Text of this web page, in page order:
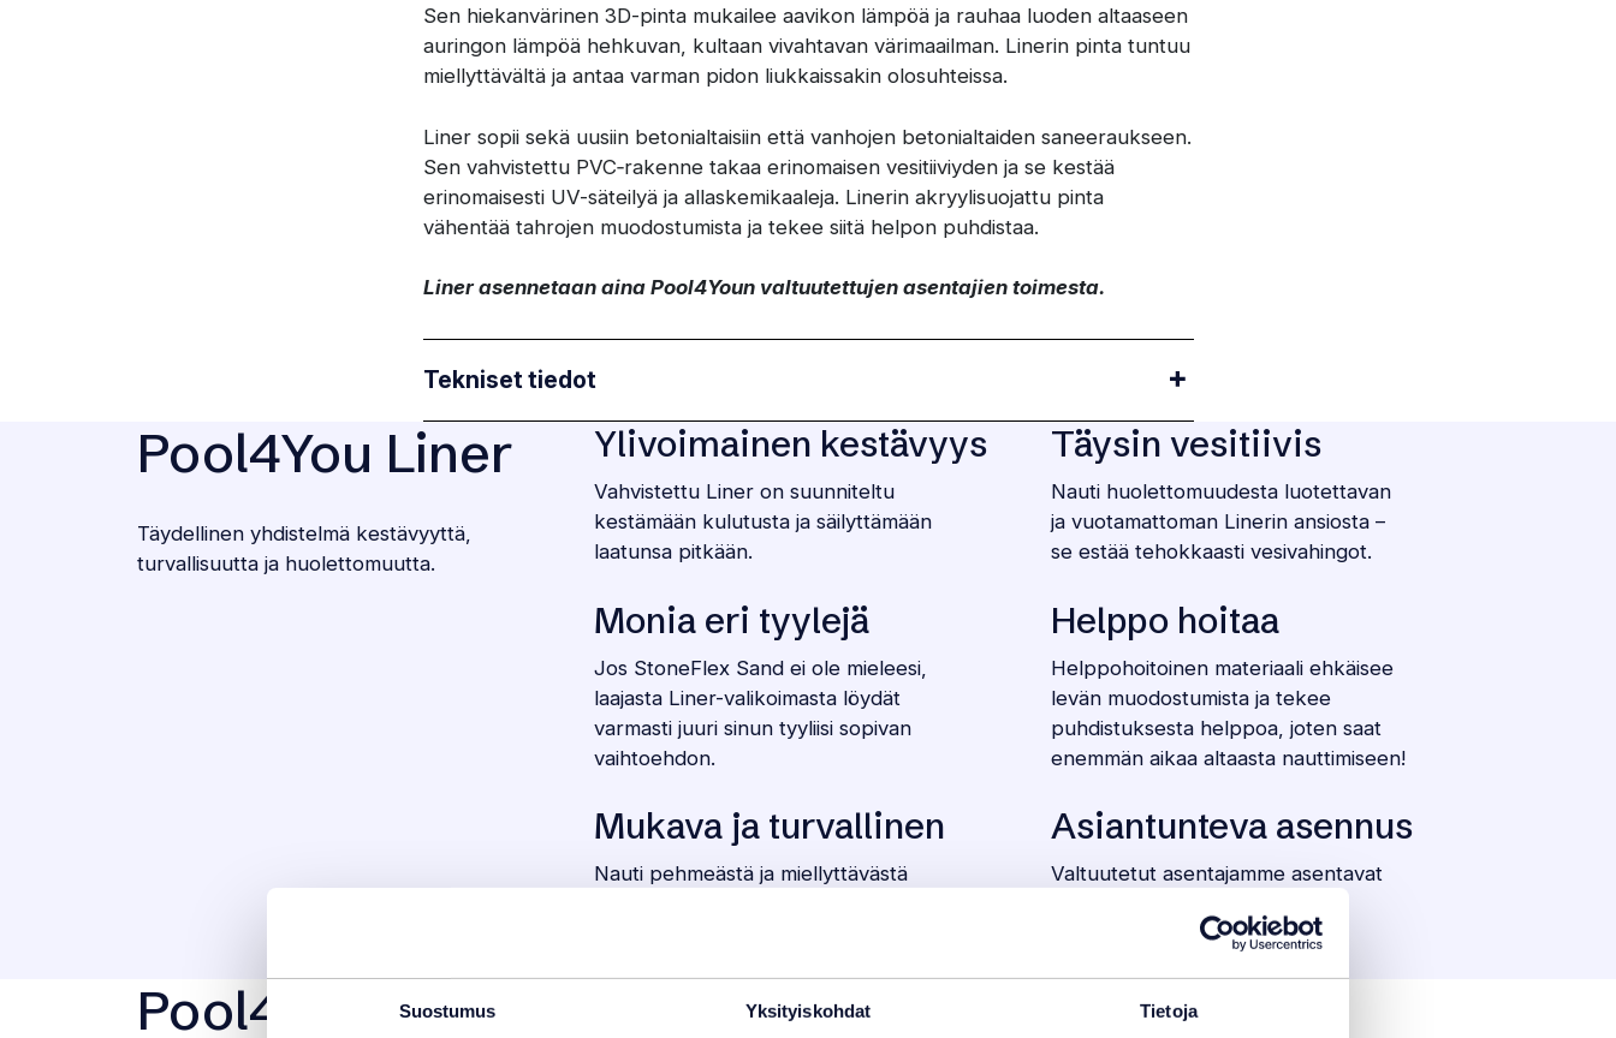
Suostumus Yksityiskohdat Tietoja
Sen hiekanvärinen 3D-pinta mukailee aavikon lämpöä ja rauhaa luoden altaaseen
auringon lämpöä hehkuvan, kultaan vivahtavan värimaailman. Linerin pinta tuntuu
miellyttävältä ja antaa varman pidon liukkaissakin olosuhteissa.
Liner sopii sekä uusiin betonialtaisiin että vanhojen betonialtaiden saneeraukseen.
Sen vahvistettu PVC‑rakenne takaa erinomaisen vesitiiviyden ja se kestää
erinomaisesti UV-säteilyä ja allaskemikaaleja. Linerin akryylisuojattu pinta
vähentää tahrojen muodostumista ja tekee siitä helpon puhdistaa.
Liner asennetaan aina Pool4Youn valtuutettujen asentajien toimesta.
Tekniset tiedot
Pool4You Liner
Täydellinen yhdistelmä kestävyyttä,
turvallisuutta ja huolettomuutta.
Ylivoimainen kestävyys
Vahvistettu Liner on suunniteltu
kestämään kulutusta ja säilyttämään
laatunsa pitkään.
Täysin vesitiivis
Nauti huolettomuudesta luotettavan
ja vuotamattoman Linerin ansiosta –
se estää tehokkaasti vesivahingot.
Monia eri tyylejä
Jos StoneFlex Sand ei ole mieleesi,
laajasta Liner-valikoimasta löydät
varmasti juuri sinun tyyliisi sopivan
vaihtoehdon.
Helppo hoitaa
Helppohoitoinen materiaali ehkäisee
levän muodostumista ja tekee
puhdistuksesta helppoa, joten saat
enemmän aikaa altaasta nauttimiseen!
Mukava ja turvallinen
Nauti pehmeästä ja miellyttävästä
Asiantunteva asennus
Valtuutetut asentajamme asentavat
allaskohde uusi tai vanha.
Pool4You Liner -